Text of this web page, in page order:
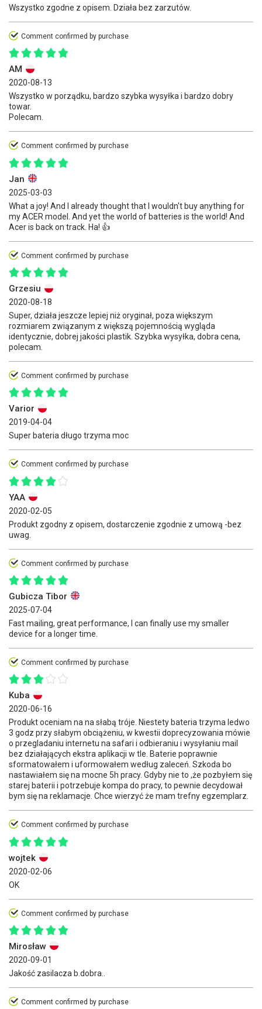
Wszystko zgodne z opisem. Działa bez zarzutów.
Comment confirmed by purchase
AM
2020-08-13
Wszystko w porządku, bardzo szybka wysyłka i bardzo dobry
towar.
Polecam.
Comment confirmed by purchase
Jan
2025-03-03
What a joy! And I already thought that I wouldn't buy anything for
my ACER model. And yet the world of batteries is the world! And
Acer is back on track. Ha! 👍
Comment confirmed by purchase
Grzesiu
2020-08-18
Super, działa jeszcze lepiej niż oryginał, poza większym
rozmiarem związanym z większą pojemnością wygląda
identycznie, dobrej jakości plastik. Szybka wysyłka, dobra cena,
polecam.
Comment confirmed by purchase
Varior
2019-04-04
Super bateria długo trzyma moc
Comment confirmed by purchase
YAA
2020-02-05
Produkt zgodny z opisem, dostarczenie zgodnie z umową -bez
uwag.
Comment confirmed by purchase
Gubicza Tibor
2025-07-04
Fast mailing, great performance, I can finally use my smaller
device for a longer time.
Comment confirmed by purchase
Kuba
2020-06-16
Produkt oceniam na na słabą tróje. Niestety bateria trzyma ledwo
3 godz przy słabym obciążeniu, w kwestii doprecyzowania mówie
o przegladaniu internetu na safari i odbieraniu i wysyłaniu mail
bez działających ekstra aplikacji w tle. Baterie poprawnie
sformatowałem i uformowałem według zaleceń. Szkoda bo
nastawiałem się na mocne 5h pracy. Gdyby nie to ,że pozbyłem się
starej baterii i potrzebuje kompa do pracy, to pewnie decydował
bym się na reklamacje. Chce wierzyć że mam trefny egzemplarz.
Comment confirmed by purchase
wojtek
2020-02-06
OK
Comment confirmed by purchase
Mirosław
2020-09-01
Jakość zasilacza b.dobra..
Comment confirmed by purchase